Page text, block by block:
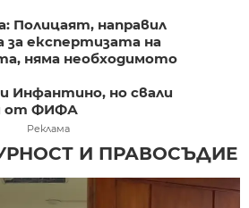
Полицаят, направил
за експертизата на
няма необходимото
Инфантино, но свали
от ФИФА
Реклама
И ПРАВОСЪДИЕ